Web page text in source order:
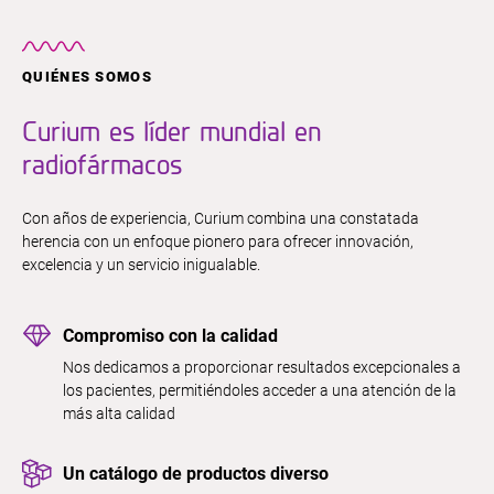
QUIÉNES SOMOS
Curium es líder mundial en
radiofármacos
Con años de experiencia, Curium combina una constatada
herencia con un enfoque pionero para ofrecer innovación,
excelencia y un servicio inigualable.
Compromiso con la calidad
Nos dedicamos a proporcionar resultados excepcionales a
los pacientes, permitiéndoles acceder a una atención de la
más alta calidad
Un catálogo de productos diverso